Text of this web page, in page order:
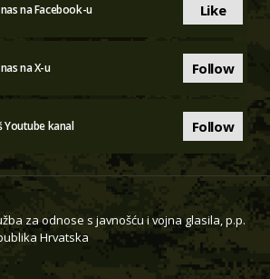
na Facebook-u Like
na X-u Follow
Youtube kanal Follow
za odnose s javnošću i vojna glasila, p.p.
Hrvatska